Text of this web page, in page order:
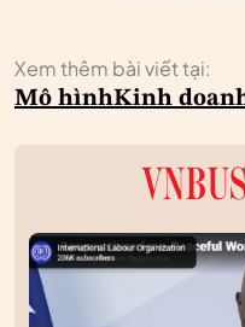
Xem thêm bài viết tại:
Mô hìnhKinh